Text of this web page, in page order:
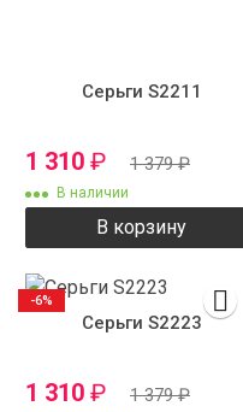
Серьги S2211
1 310 ₽ 1 379₽
В наличии
В корзину
Серьги S2223
1 310 ₽ 1 379₽
-6%